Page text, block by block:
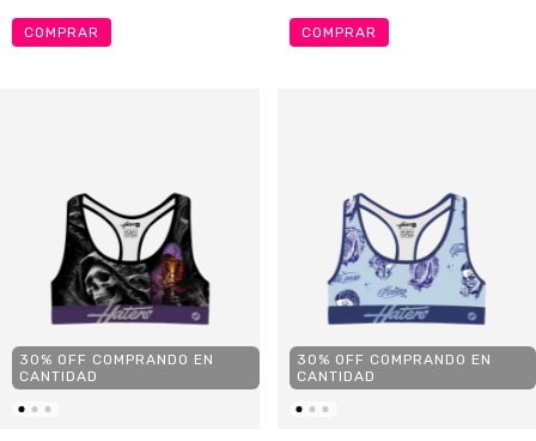
COMPRAR COMPRAR
30% OFF COMPRANDO EN
CANTIDAD
30% OFF COMPRANDO EN
CANTIDAD